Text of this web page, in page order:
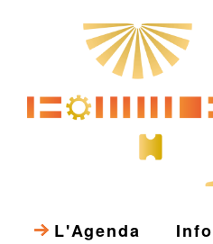
L'Agenda